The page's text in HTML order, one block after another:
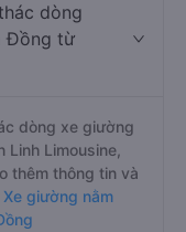
dòng
Đồng từ
dòng xe giường
Limousine,
thêm thông tin và
Xe giường nằm